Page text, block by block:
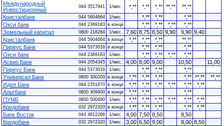
Международный
Инвестиционный
044 3517941 1/мес. *,** *,** *,** **,**
**,**
Кристалбанк
044 5904664 1/мес. *,** *,**
*,**
Окси банк
044 2369183 в конце *,** *,** *,**
*,**
Земельный капитал
0800 218284 1/мес. 7,60 8,75 8,50 9,90 9,90 9,40
Кристалбанк
044 5904664 в конце *,** *,** *,**
**,**
Пиреус Банк
044 5373016 в конце *,** *,**
*,**
Окси банк
044 2369183 1/мес. *,** *,** *,**
*,**
Асвио Банк
044 2054345 1/мес. 4,00 8,00 9,00 10,50
11,00
Пиреус Банк
044 5373016 1/мес. *,** *,**
*,**
Универсал Банк
0800 300200 в конце *,** *,** *,** *,** **,**
**,**
Идея Банк
044 2351870 в конце *,** *,** *,** *,** *,**
*,**
Альтбанк
0800 309900 в конце *,** *,**
*,**
ПУМБ
0800 500490 1/мес. *,** *,** *,** *,** *,**
*,**
Кредобанк
032 2972320 в конце *,** *,** *,** *,**
*,**
Банк Восток
044 4812266 1/мес. 4,00 7,50 8,50
8,50
Кредобанк
032 2972320 1/мес. 3,00 6,50 9,00 8,00 8,50